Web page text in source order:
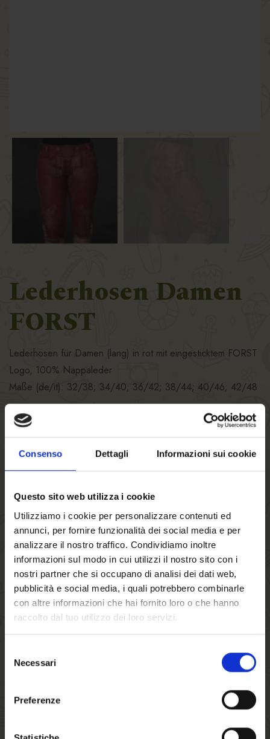
Consenso Dettagli Informazioni sui cookie
Questo sito web utilizza i cookie
Utilizziamo i cookie per personalizzare contenuti ed
annunci, per fornire funzionalità dei social media e per
analizzare il nostro traffico. Condividiamo inoltre
informazioni sul modo in cui utilizzi il nostro sito con i
nostri partner che si occupano di analisi dei dati web,
pubblicità e social media, i quali potrebbero combinarle
con altre informazioni che hai fornito loro o che hanno
raccolto dal tuo utilizzo dei loro servizi.
delNecessari
Preferenze
Lederhosen Damen
FORST
Lederhosen für Damen (lang) in rot mit eingesticktem FORST
Logo, 100% Nappaleder
Maße (de/it): 32/38; 34/40; 36/42; 38/44; 40/46; 42/48
(Im Preis sind keine Speditionskosten enthalten)
FARBE
169.00 €
- +
IN DEN WARENKORB